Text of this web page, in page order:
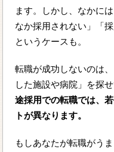
ます。しかし、なかに
なか採用されない」「
というケースも。
転職が成功しないのは
した施設や病院」を探
途採用での転職では、
トが異なります。
もしあなたが転職がう